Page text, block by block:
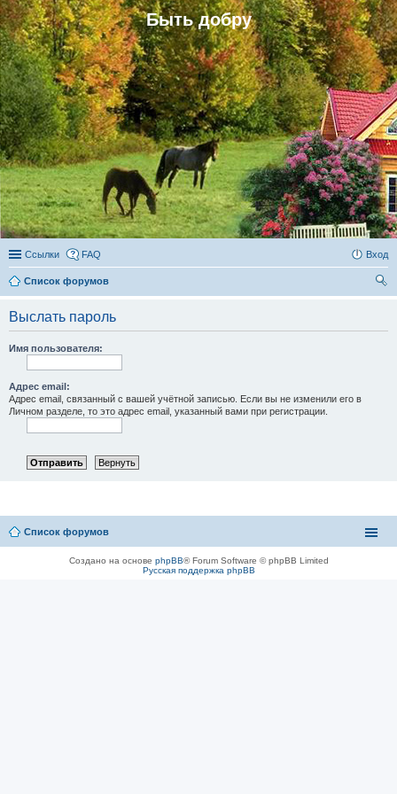
Быть добру
Ссылки FAQ Вход
Список форумов
Выслать пароль
Имя пользователя:
Адрес email:
Адрес email, связанный с вашей учётной записью. Если вы не изменили его в
Личном разделе, то это адрес email, указанный вами при регистрации.
Список форумов
Создано на основе phpBB® Forum Software © phpBB Limited
Русская поддержка phpBB